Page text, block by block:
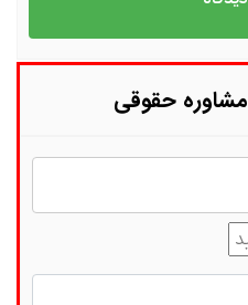
حقوقی